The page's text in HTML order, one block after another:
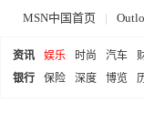
MSN中国首页 |
资讯 娱乐 时尚 汽车
银行
保险 深度 博览